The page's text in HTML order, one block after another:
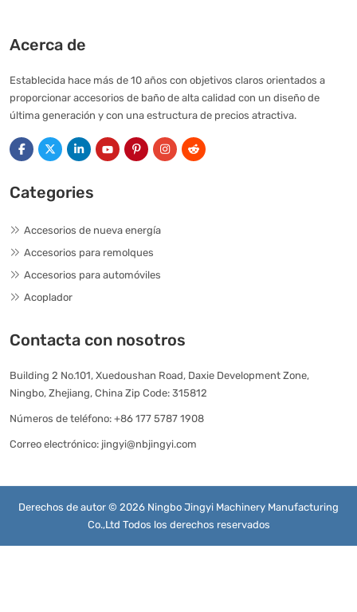
Acerca de
Establecida hace más de 10 años con objetivos claros orientados a
proporcionar accesorios de baño de alta calidad con un diseño de
última generación y con una estructura de precios atractiva.
Categories
Accesorios de nueva energía
Accesorios para remolques
Accesorios para automóviles
Acoplador
Contacta con nosotros
Building 2 No.101, Xuedoushan Road, Daxie Development Zone,
Ningbo, Zhejiang, China Zip Code: 315812
Números de teléfono: +86 177 5787 1908
Correo electrónico: jingyi@nbjingyi.com
Derechos de autor © 2026 Ningbo Jingyi Machinery Manufacturing
Co.,Ltd Todos los derechos reservados